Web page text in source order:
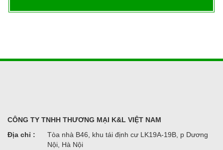
CÔNG TY TNHH THƯƠNG MẠI K&L VIỆT NAM
Địa chỉ :
Tòa nhà B46, khu tái định cư LK19A-19B, p Dương
Nội, Hà Nội